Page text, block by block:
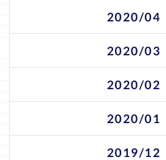
2020/04
2020/03
2020/02
2020/01
2019/12